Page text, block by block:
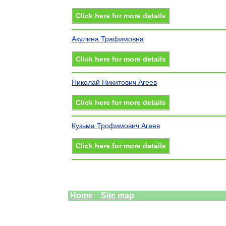
Click here for more details
Акулина Трафимовна
Click here for more details
Николай Никитович Агеев
Click here for more details
Кузьма Трофимович Агеев
Click here for more details
Home Site map